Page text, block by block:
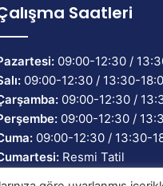
Saatleri
09:00-12:30 /
09:00-12:30 / 13:30-
09:00-12:30 /
09:00-12:30 /
09:00-12:30 / 13:30-
Resmi Tatil